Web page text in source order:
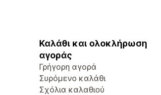
Καλάθι και ολοκλήρωση
αγοράς
Γρήγορη αγορά
Συρόμενο καλάθι
Σχόλια καλαθιού